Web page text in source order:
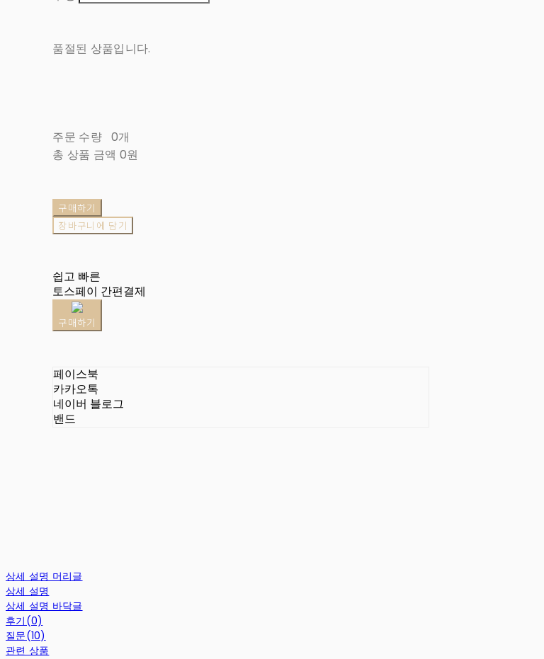
품절된 상품입니다.
주문 수량 0개
총 상품 금액 0원
구매하기
장바구니에 담기
쉽고 빠른
토스페이 간편결제
구매하기
페이스북
카카오톡
네이버 블로그
밴드
상세 설명 머리글
상세 설명
상세 설명 바닥글
후기(0)
질문(10)
관련 상품